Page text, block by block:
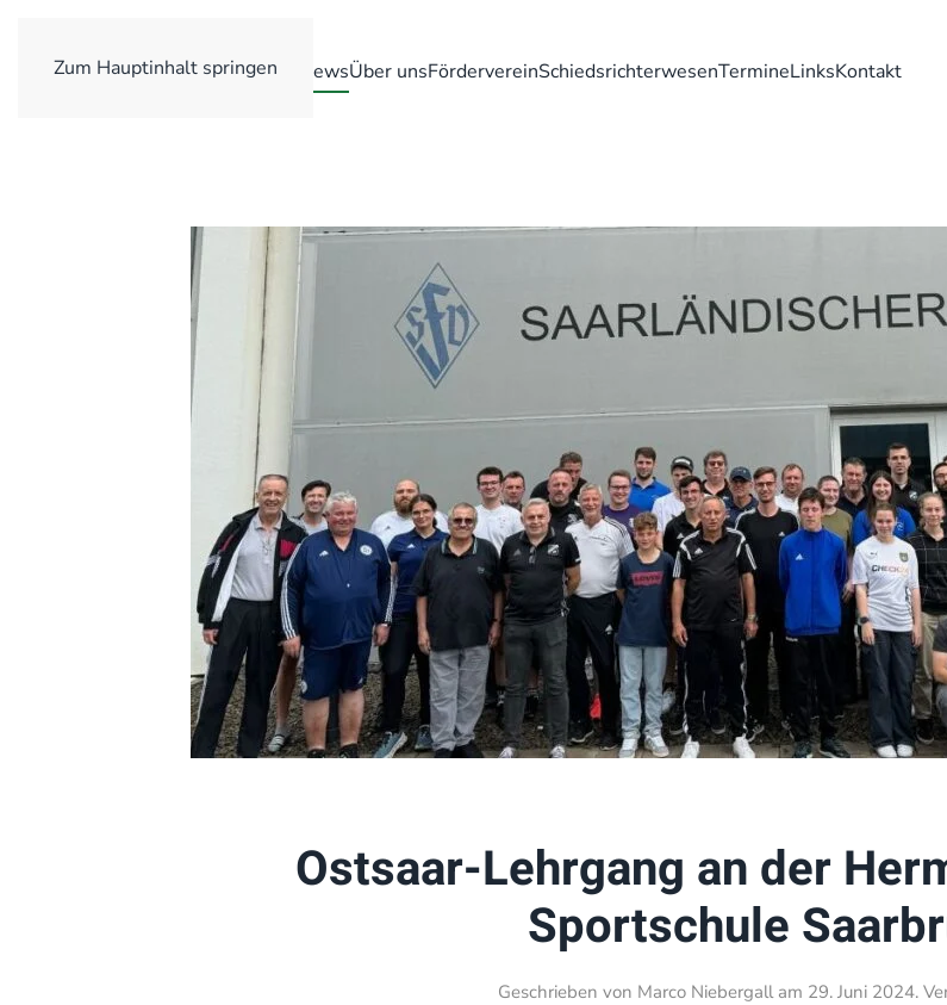
Zum Hauptinhalt springen
Home NewsÜber unsFördervereinSchiedsrichterwesenTermineLinksKontakt
Ostsaar-Lehrgang an der
Sportschule
Geschrieben von Marco Niebergallam 29. Juni 2024.